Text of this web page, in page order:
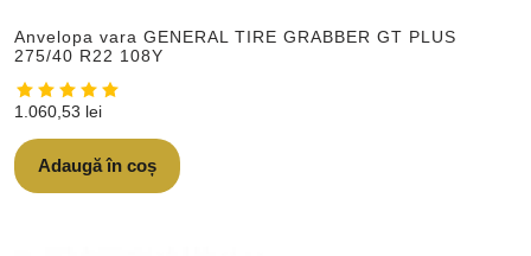
Anvelopa vara GENERAL TIRE GRABBER GT PLUS
275/40 R22 108Y
1.060,53 lei
Adaugă în coș